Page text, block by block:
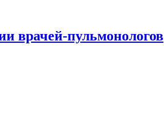
врачей-пульмонологов